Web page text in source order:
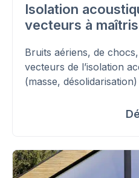
Isolation
vecteurs à
Bruits aériens, de
vecteurs de l’isolation
(masse,